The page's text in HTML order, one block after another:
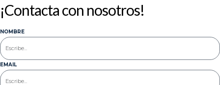
¡Contacta con nosotros!
NOMBRE
EMAIL